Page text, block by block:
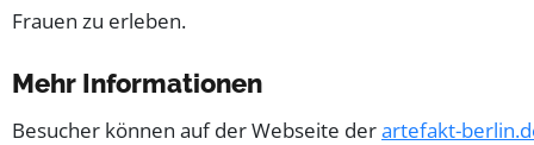
Frauen zu erleben.
Mehr Informationen
Besucher können auf der Webseite derartefakt-